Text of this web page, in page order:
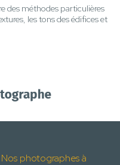
des méthodes particulières
les tons des édifices et
Nos photographes à